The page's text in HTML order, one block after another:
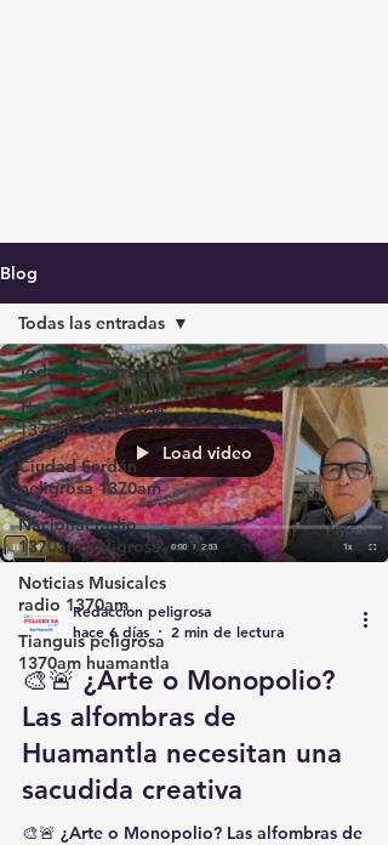
Blog
Todas las entradas
Tlaxcala peligrosa
1370am
Ciudad Serdán
peligrosa 1370am
Nacional radio
1370am peligrosa
Noticias Musicales
radio 1370am
Tianguis peligrosa
1370am huamantla
Todas las entradas
Load video
Redaccion peligrosa
hace 6 días
2 min de lectura
🎨🚨 ¿Arte o Monopolio?
Las alfombras de
Huamantla necesitan una
sacudida creativa
🎨🚨 ¿Arte o Monopolio? Las alfombras de